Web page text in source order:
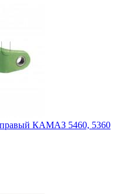
правый КАМАЗ 5460, 5360